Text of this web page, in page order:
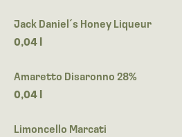
Jack Daniel´s Honey Liqueur
0,04 l
Amaretto Disaronno 28%
0,04 l
Limoncello Marcati